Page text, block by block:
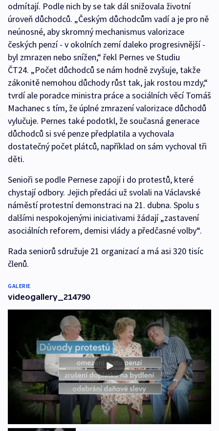
odmítají. Podle nich by se tak dál snižovala životní
úroveň důchodců. „Českým důchodcům vadí a je pro ně
neúnosné, aby skromný mechanismus valorizace
českých penzí - v okolních zemí daleko progresivnější -
byl zmrazen nebo snížen,“ řekl Pernes ve Studiu
ČT24. „Počet důchodců se nám hodně zvyšuje, takže
zákonitě nemohou důchody růst tak, jak rostou mzdy,“
tvrdí ale poradce ministra práce a sociálních věcí Tomáš
Machanec s tím, že úplné zmrazení valorizace důchodů
vylučuje. Pernes také podotkl, že současná generace
důchodců si své penze předplatila a vychovala
dostatečný počet plátců, například on sám vychoval tři
děti.
Senioři se podle Pernese zapojí i do protestů, které
chystají odbory. Jejich předáci už svolali na Václavské
náměstí protestní demonstraci na 21. dubna. Spolu s
dalšími nespokojenými iniciativami žádají „zastavení
asociálních reforem, demisi vlády a předčasné volby“.
Rada seniorů sdružuje 21 organizací a má asi 320 tisíc
členů.
GALERIE
videogallery_214790